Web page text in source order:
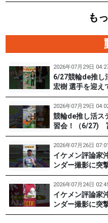
も
2026年07月29日
6/27競輪de推
宏樹 選手を迎
戸けいりん #和
2026年07月29日
競輪de推し活ス
習会！（6/27)
チャレンジした
けいりん #和田
2026年07月26日 07:01
イケメン評論家
ンダー撮影に突
宏樹選手登場！
2026年07月24日
イケメン評論家
ンダー撮影に突
ツへの思いとは